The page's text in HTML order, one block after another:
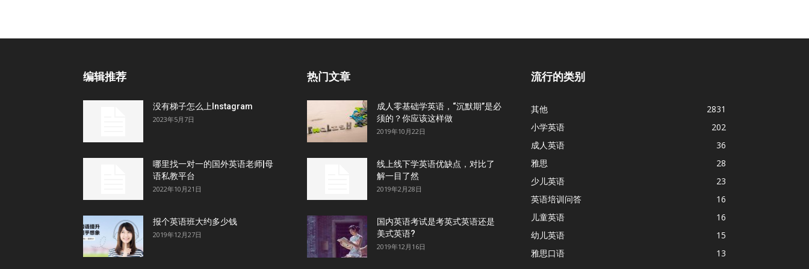
编辑推荐
没有梯子怎么上Instagram
2023年5月7日
哪里找一对一的国外英语老师|母
语私教平台
2022年10月21日
报个英语班大约多少钱
2019年12月27日
热门文章
成人零基础学英语，“沉默期”是必
须的？你应该这样做
2019年10月22日
线上线下学英语优缺点，对比了
解一目了然
2019年2月28日
国内英语考试是考英式英语还是
美式英语?
2019年12月16日
流行的类别
其他
2831
小学英语
202
成人英语
36
雅思
28
少儿英语
23
英语培训问答
16
儿童英语
16
幼儿英语
15
雅思口语
13